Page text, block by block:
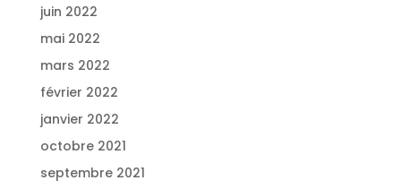
juin 2022
mai 2022
mars 2022
février 2022
janvier 2022
octobre 2021
septembre 2021